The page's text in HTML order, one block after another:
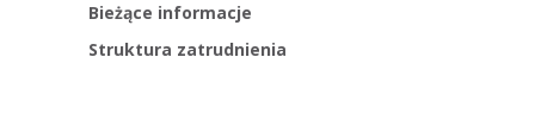
Bieżące informacje
Struktura zatrudnienia